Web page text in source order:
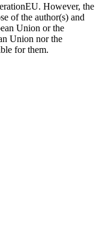
However, the
of the author(s) and
Union or the
Union nor the
for them.